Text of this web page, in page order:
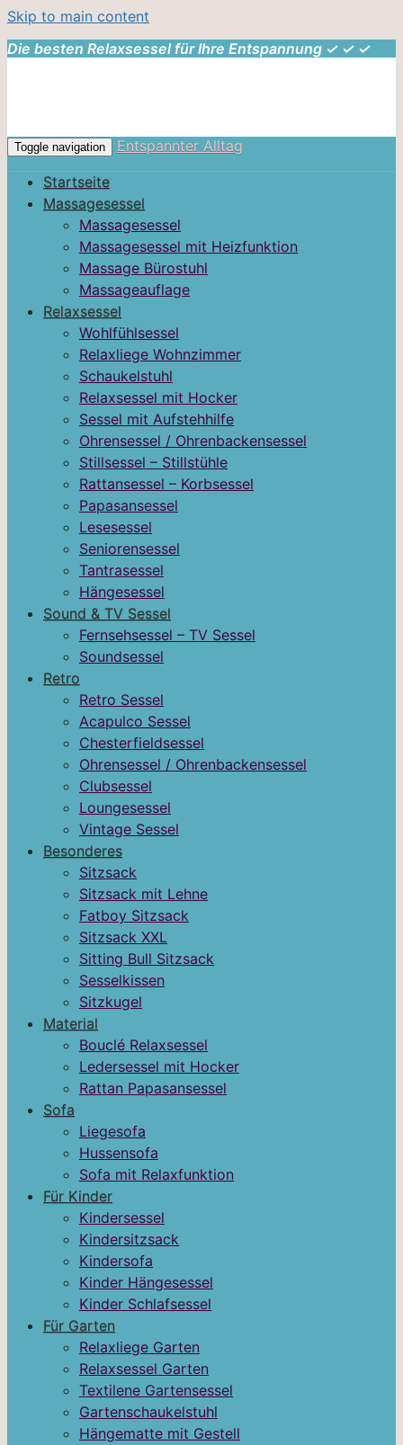
Skip to main content
Die besten Relaxsessel für Ihre Entspannung ✓ ✓ ✓
Toggle navigation
Entspannter Alltag
Startseite
Massagesessel
Massagesessel
Massagesessel mit Heizfunktion
Massage Bürostuhl
Massageauflage
Relaxsessel
Wohlfühlsessel
Relaxliege Wohnzimmer
Schaukelstuhl
Relaxsessel mit Hocker
Sessel mit Aufstehhilfe
Ohrensessel / Ohrenbackensessel
Stillsessel – Stillstühle
Rattansessel – Korbsessel
Papasansessel
Lesesessel
Seniorensessel
Tantrasessel
Hängesessel
Sound & TV Sessel
Fernsehsessel – TV Sessel
Soundsessel
Retro
Retro Sessel
Acapulco Sessel
Chesterfieldsessel
Ohrensessel / Ohrenbackensessel
Clubsessel
Loungesessel
Vintage Sessel
Besonderes
Sitzsack
Sitzsack mit Lehne
Fatboy Sitzsack
Sitzsack XXL
Sitting Bull Sitzsack
Sesselkissen
Sitzkugel
Material
Bouclé Relaxsessel
Ledersessel mit Hocker
Rattan Papasansessel
Sofa
Liegesofa
Hussensofa
Sofa mit Relaxfunktion
Für Kinder
Kindersessel
Kindersitzsack
Kindersofa
Kinder Hängesessel
Kinder Schlafsessel
Für Garten
Relaxliege Garten
Relaxsessel Garten
Textilene Gartensessel
Gartenschaukelstuhl
Hängematte mit Gestell